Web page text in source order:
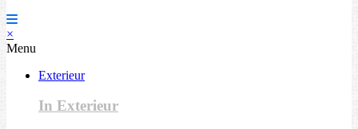
×
Menu
Exterieur
In Exterieur